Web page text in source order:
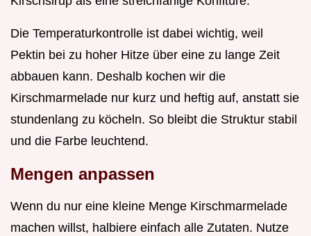
Die Temperaturkontrolle ist dabei wichtig, weil
Pektin bei zu hoher Hitze über eine zu lange Zeit
abbauen kann. Deshalb kochen wir die
Kirschmarmelade nur kurz und heftig auf, anstatt sie
stundenlang zu köcheln. So bleibt die Struktur stabil
und die Farbe leuchtend.
Mengen anpassen
Wenn du nur eine kleine Menge Kirschmarmelade
machen willst, halbiere einfach alle Zutaten. Nutze